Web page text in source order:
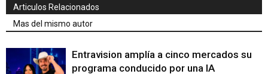
Articulos Relacionados
Mas del mismo autor
Entravision amplía a cinco mercados su
programa conducido por una IA